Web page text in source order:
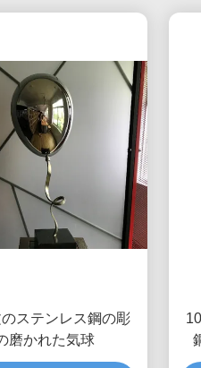
ステンレス鋼の彫
磨かれた気球